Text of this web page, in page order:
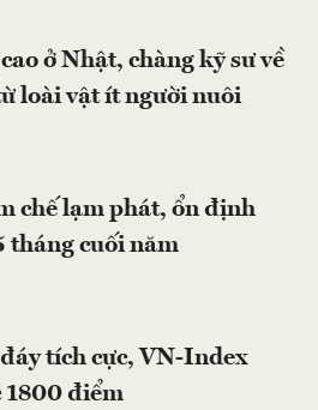
ở Nhật, chàng kỹ sư về
loài vật ít người nuôi
chế lạm phát, ổn định
tháng cuối năm
tích cực, VN-Index
1800 điểm